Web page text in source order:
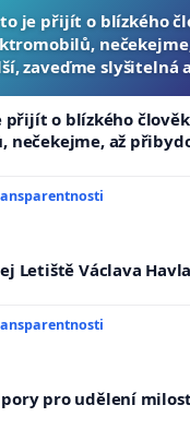
je přijít o blízkého
zaveďme slyšitelná
přijít o blízkého
nečekejme, až
auta!
Letiště Václava Havla
pro udělení